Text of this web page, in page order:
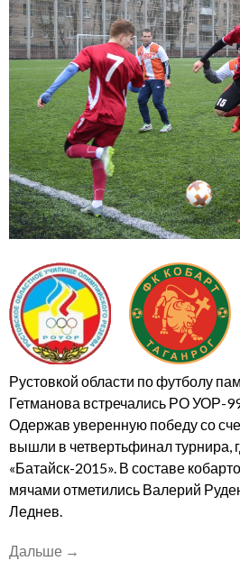
Рустовкой области по футболу
Гетманова встречались РО УОР-
Одержав уверенную победу со
вышли в четвертьфинал турнира,
«Батайск-2015». В составе
мячами отметились Валерий
Леднев.
Дальше
«Победа
→